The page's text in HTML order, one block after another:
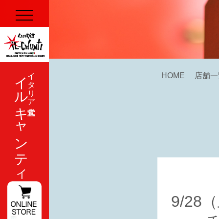
イタリア式食堂
イルキャンティ HOME 店舗
9/28